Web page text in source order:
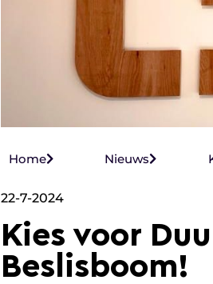
Home Nieuws
22-7-2024
Kies voor
Beslisboom!